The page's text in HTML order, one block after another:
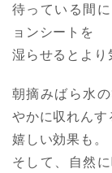
待っている間
ョンシートを
湿らせるとより
朝摘みばら水
やかに収れんす
嬉しい効果も。
そして、自然